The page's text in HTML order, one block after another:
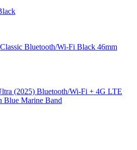
Bluetooth/Wi-Fi Black 46mm
(2025) Bluetooth/Wi-Fi + 4G LTE
Blue Marine Band